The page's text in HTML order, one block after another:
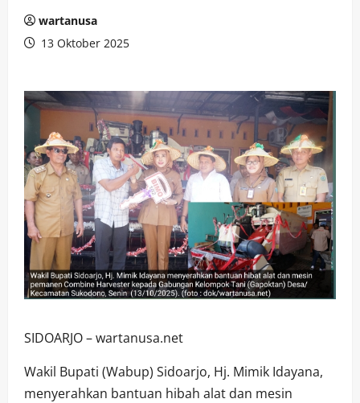
wartanusa
13 Oktober 2025
SIDOARJO – wartanusa.net
Wakil Bupati (Wabup) Sidoarjo, Hj. Mimik Idayana,
menyerahkan bantuan hibah alat dan mesin